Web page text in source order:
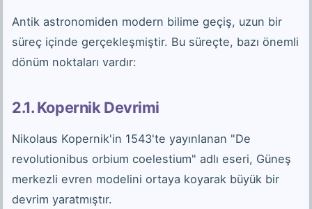
Antik astronomiden modern bilime geçiş, uzun bir
süreç içinde gerçekleşmiştir. Bu süreçte, bazı önemli
dönüm noktaları vardır:
2.1. Kopernik Devrimi
Nikolaus Kopernik'in 1543'te yayınlanan "De
revolutionibus orbium coelestium" adlı eseri, Güneş
merkezli evren modelini ortaya koyarak büyük bir
devrim yaratmıştır.